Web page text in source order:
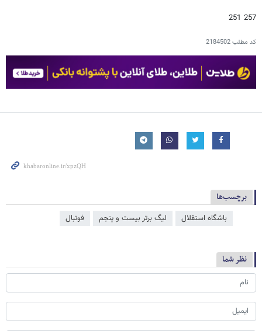
257 251
کد مطلب2184502
برچسب‌ها
باشگاه استقلال لیگ برتر بیست و پنجم فوتبال
نظر شما